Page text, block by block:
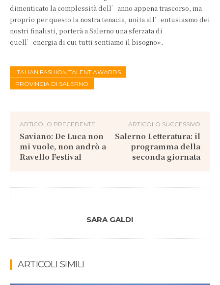
dimenticato la complessità dell’anno appena trascorso, ma
proprio per questo la nostra tenacia, unita all’entusiasmo dei
nostri finalisti, porterà a Salerno una sferzata di
quell’energia di cui tutti sentiamo il bisogno».
ITALIAN FASHION TALENT AWARDS
PROVINCIA DI SALERNO
ARTICOLO PRECEDENTE
Saviano: De Luca non
mi vuole, non andrò a
Ravello Festival
ARTICOLO SUCCESSIVO
Salerno Letteratura: il
programma della
seconda giornata
SARA GALDI
ARTICOLI SIMILI